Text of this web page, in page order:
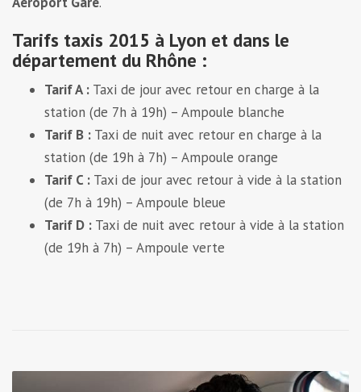
Tarifs taxis 2015 à Lyon et dans le
département du Rhône :
Tarif A : Taxi de jour avec retour en charge à la
station (de 7h à 19h) – Ampoule blanche
Tarif B : Taxi de nuit avec retour en charge à la
station (de 19h à 7h) – Ampoule orange
Tarif C : Taxi de jour avec retour à vide à la station
(de 7h à 19h) – Ampoule bleue
Tarif D : Taxi de nuit avec retour à vide à la station
(de 19h à 7h) – Ampoule verte